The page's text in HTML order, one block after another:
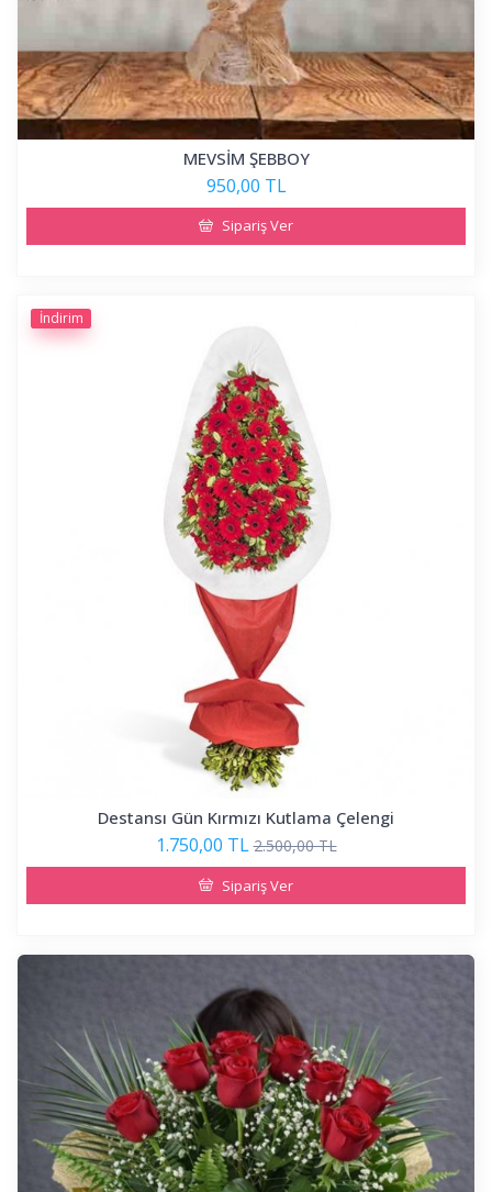
MEVSİM ŞEBBOY
950,00 TL
Sipariş Ver
İndirim
Destansı Gün Kırmızı Kutlama Çelengi
1.750,00 TL 2.500,00 TL
Sipariş Ver